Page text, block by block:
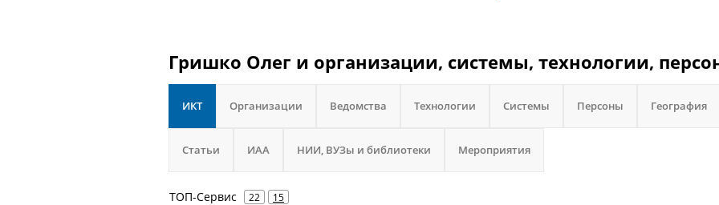
Гришко Олег и организации, системы, технологии,
ИКТ Организации Ведомства Технологии Системы Персоны География
Статьи ИАА НИИ, ВУЗы и библиотеки Мероприятия
ТОП-Сервис 22 15